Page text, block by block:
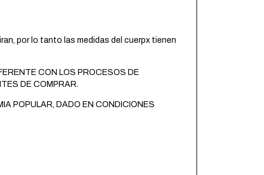
por lo tanto las medidas del cuerpx tienen
CON LOS PROCESOS DE
DE COMPRAR.
POPULAR, DADO EN CONDICIONES